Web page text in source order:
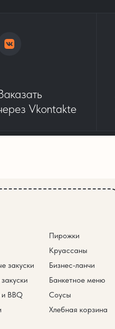
Vkontakte
закуски
и BBQ
Пирожки
Круассаны
Бизнес-ланчи
Банкетное меню
Хлебная корзина
Соусы